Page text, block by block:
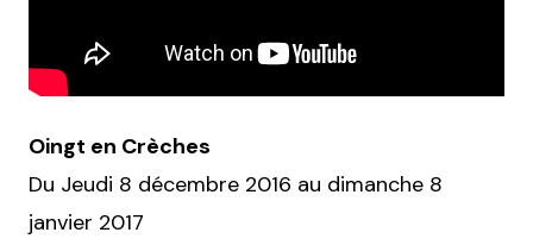
Oingt en Crèches
Du Jeudi 8 décembre 2016 au dimanche 8
janvier 2017